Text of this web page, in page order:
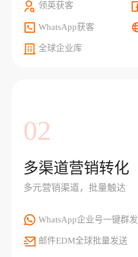
领英获客
WhatsApp获客
全球企业库
02
多渠道营销转化
多元营销渠道，批量触达
WhatsApp企业号一键群发
邮件EDM全球批量发送